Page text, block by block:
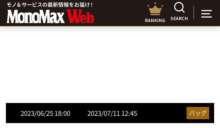
RANKING SEARCH
2023/06/25 18:00 2023/07/11 12:45 バッグ